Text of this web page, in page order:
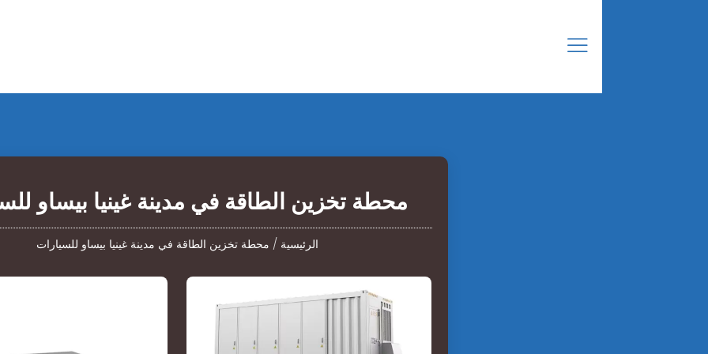
محطة تخزين الطاقة في مدينة غينيا بيساو
الرئيسية / محطة تخزين الطاقة في مدينة غينيا بيساو للسيارات